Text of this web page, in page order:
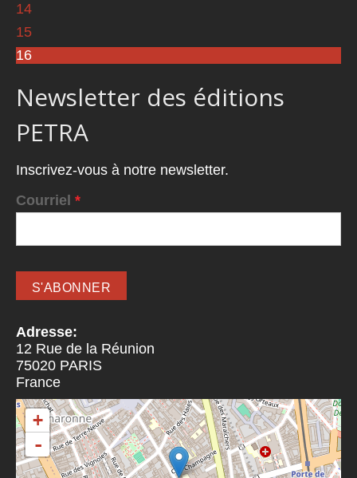
14
15
16
Newsletter des éditions
PETRA
Inscrivez-vous à notre newsletter.
Courriel *
Adresse:
12 Rue de la Réunion
75020 PARIS
France
+
-